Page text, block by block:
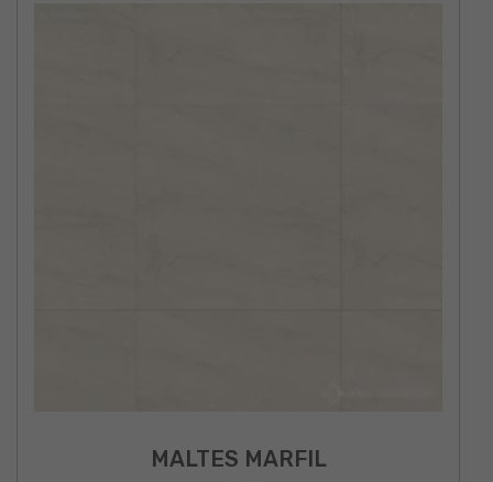
MALTES MARFIL